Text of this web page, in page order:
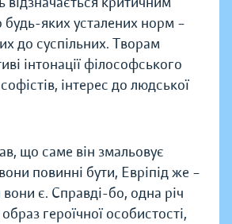
будь-яких усталених норм –
до суспільних. Творам
інтонації філософського
інтерес до людської
що саме він змальовує
повинні бути, Евріпід же –
є. Справді-бо, одна річ
героїчної особистості,